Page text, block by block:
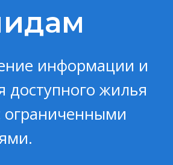
информации и
доступного жилья